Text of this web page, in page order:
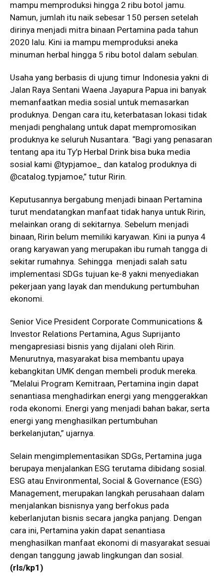
mampu memproduksi hingga 2 ribu botol jamu.
Namun, jumlah itu naik sebesar 150 persen setelah
dirinya menjadi mitra binaan Pertamina pada tahun
2020 lalu. Kini ia mampu memproduksi aneka
minuman herbal hingga 5 ribu botol dalam sebulan.
Usaha yang berbasis di ujung timur Indonesia yakni di
Jalan Raya Sentani Waena Jayapura Papua ini banyak
memanfaatkan media sosial untuk memasarkan
produknya. Dengan cara itu, keterbatasan lokasi tidak
menjadi penghalang untuk dapat mempromosikan
produknya ke seluruh Nusantara. “Bagi yang penasaran
tentang apa itu Ty’p Herbal Drink bisa buka media
sosial kami @typjamoe_ dan katalog produknya di
@catalog.typjamoe,” tutur Ririn.
Keputusannya bergabung menjadi binaan Pertamina
turut mendatangkan manfaat tidak hanya untuk Ririn,
melainkan orang di sekitarnya. Sebelum menjadi
binaan, Ririn belum memiliki karyawan. Kini ia punya 4
orang karyawan yang merupakan ibu rumah tangga di
sekitar rumahnya. Sehingga menjadi salah satu
implementasi SDGs tujuan ke-8 yakni menyediakan
pekerjaan yang layak dan mendukung pertumbuhan
ekonomi.
Senior Vice President Corporate Communications &
Investor Relations Pertamina, Agus Suprijanto
mengapresiasi bisnis yang dijalani oleh Ririn.
Menurutnya, masyarakat bisa membantu upaya
kebangkitan UMK dengan membeli produk mereka.
“Melalui Program Kemitraan, Pertamina ingin dapat
senantiasa menghadirkan energi yang menggerakkan
roda ekonomi. Energi yang menjadi bahan bakar, serta
energi yang menghasilkan pertumbuhan
berkelanjutan,” ujarnya.
Selain mengimplementasikan SDGs, Pertamina juga
berupaya menjalankan ESG terutama dibidang sosial.
ESG atau Environmental, Social & Governance (ESG)
Management, merupakan langkah perusahaan dalam
menjalankan bisnisnya yang berfokus pada
keberlanjutan bisnis secara jangka panjang. Dengan
cara ini, Pertamina yakin dapat senantiasa
menghasilkan manfaat ekonomi di masyarakat sesuai
dengan tanggung jawab lingkungan dan sosial.
(rls/kp1)